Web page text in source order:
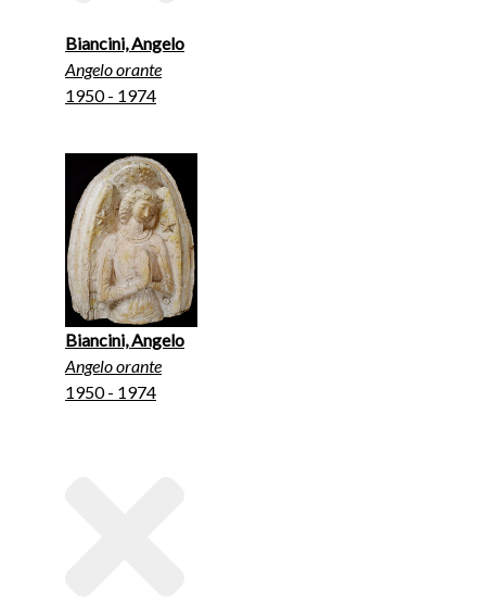
Biancini, Angelo
Angelo orante
1950 - 1974
Biancini, Angelo
Angelo orante
1950 - 1974